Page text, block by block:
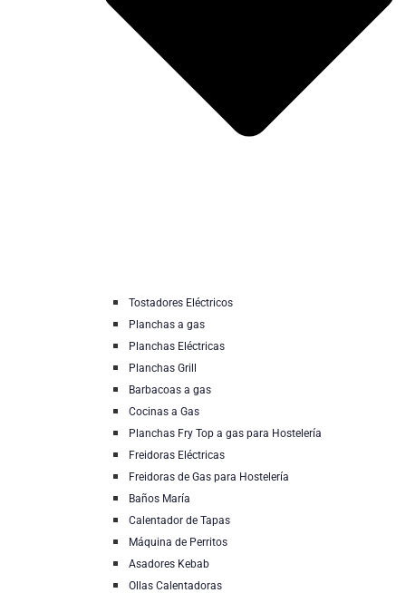
Tostadores Eléctricos
Planchas a gas
Planchas Eléctricas
Planchas Grill
Barbacoas a gas
Cocinas a Gas
Planchas Fry Top a gas para Hostelería
Freidoras Eléctricas
Freidoras de Gas para Hostelería
Baños María
Calentador de Tapas
Máquina de Perritos
Asadores Kebab
Ollas Calentadoras